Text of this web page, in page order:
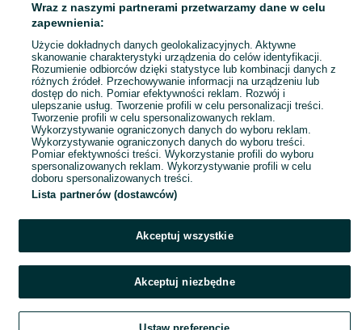
100 zł
Czepino
01 sierpnia 2026
Wraz z naszymi partnerami przetwarzamy dane w celu
zapewnienia:
Użycie dokładnych danych geolokalizacyjnych. Aktywne
skanowanie charakterystyki urządzenia do celów identyfikacji.
Rozumienie odbiorców dzięki statystyce lub kombinacji danych z
różnych źródeł. Przechowywanie informacji na urządzeniu lub
dostęp do nich. Pomiar efektywności reklam. Rozwój i
ulepszanie usług. Tworzenie profili w celu personalizacji treści.
Tworzenie profili w celu spersonalizowanych reklam.
Wykorzystywanie ograniczonych danych do wyboru reklam.
Wykorzystywanie ograniczonych danych do wyboru treści.
Pomiar efektywności treści. Wykorzystanie profili do wyboru
spersonalizowanych reklam. Wykorzystywanie profili w celu
doboru spersonalizowanych treści.
Lista partnerów (dostawców)
Akceptuj wszystkie
Akceptuj niezbędne